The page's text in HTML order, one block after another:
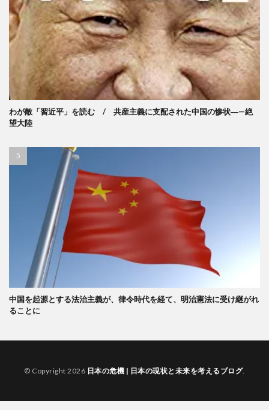
わが敵「習近平」を読む / 共産主義に支配された中国の惨状―—絶
望大陸
中国を起源とする法治主義が、律令時代を経て、明治憲法に受け継がれ
ることに
© Copyright 2026 日本の危機 | 日本の現状と未来を考えるブログ.